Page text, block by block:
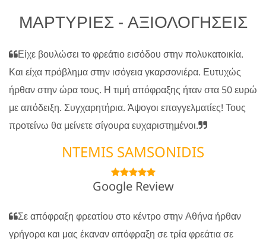
ΜΑΡΤΥΡΙΕΣ - ΑΞΙΟΛΟΓΗΣΕΙΣ
Είχε βουλώσει το φρεάτιο εισόδου στην πολυκατοικία.
Και είχα πρόβλημα στην ισόγεια γκαρσονιέρα. Ευτυχώς
ήρθαν στην ώρα τους. Η τιμή απόφραξης ήταν στα 50 ευρώ
με απόδειξη. Συγχαρητήρια. Άψογοι επαγγελματίες! Τους
προτείνω θα μείνετε σίγουρα ευχαριστημένοι.
NTEMIS SAMSONIDIS
Google Review
Σε απόφραξη φρεατίου στο κέντρο στην Αθήνα ήρθαν
γρήγορα και μας έκαναν απόφραξη σε τρία φρεάτια σε